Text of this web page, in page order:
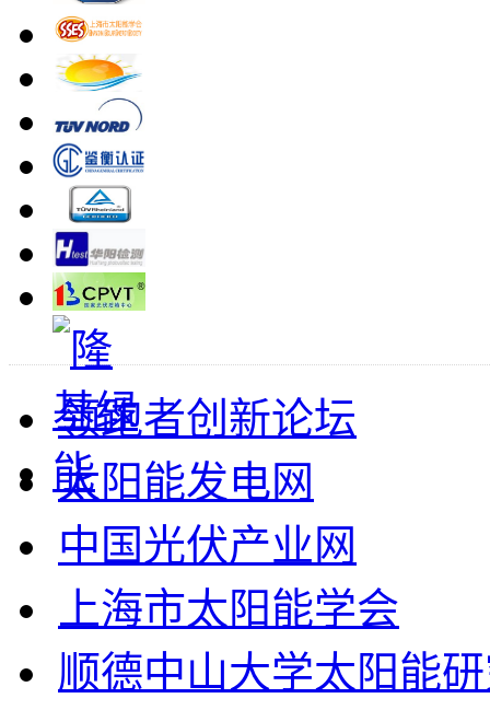
领跑者创新论坛
太阳能发电网
中国光伏产业网
上海市太阳能学会
顺德中山大学太阳能